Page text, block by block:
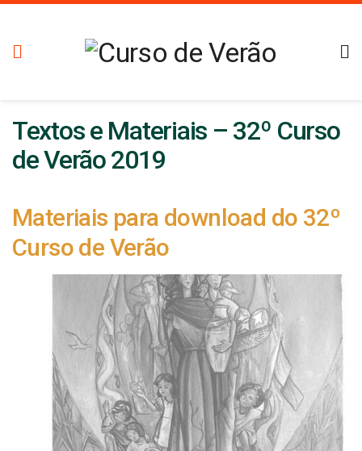
Textos e Materiais – 32º Curso
de Verão 2019
Materiais para download do 32º
Curso de Verão